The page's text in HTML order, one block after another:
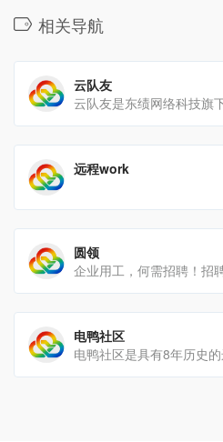
相关导航
云队友
远程work
圆领
电鸭社区